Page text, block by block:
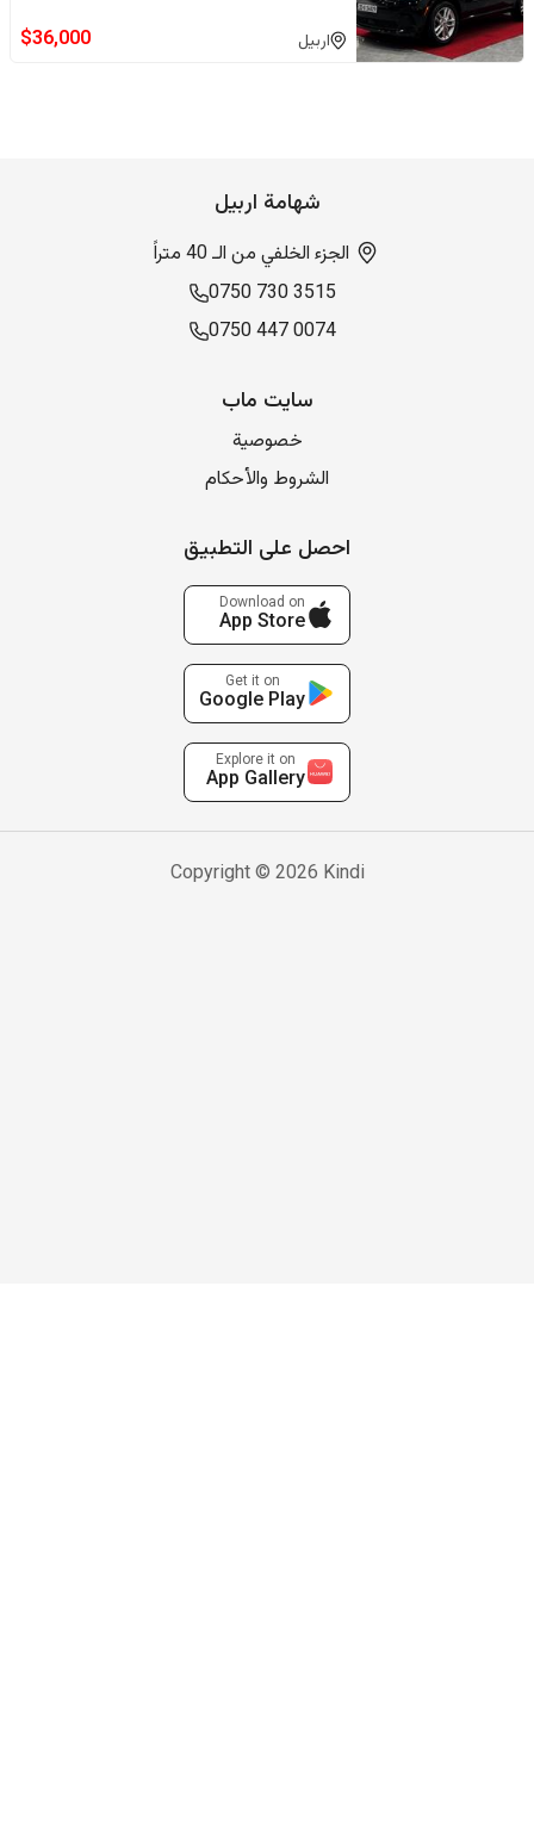
اربيل $36,000
شهامة اربيل
الجزء الخلفي من الـ 40 متراً
0750 730 3515
0750 447 0074
سایت ماب
خصوصية
الشروط والأحكام
احصل على التطبيق
Download on
App Store
Get it on
Google Play
Explore it on
App Gallery
Copyright © 2026 Kindi